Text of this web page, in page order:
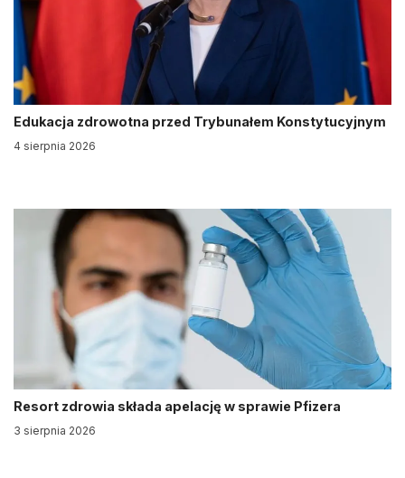
Edukacja zdrowotna przed Trybunałem Konstytucyjnym
4 sierpnia 2026
Resort zdrowia składa apelację w sprawie Pfizera
3 sierpnia 2026